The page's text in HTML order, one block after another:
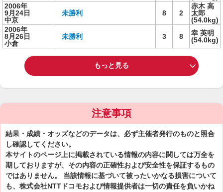
2006年
9月24日
中京
未勝利 8 2
赤木 高
太郎
(54.0kg)
2006年
8月26日
小倉
未勝利 3 8
幸 英明
(54.0kg)
もっと見る
注意事項
結果・成績・オッズなどのデータは、必ず主催者発行のものと照合
し確認してください。
本サイトのページ上に掲載されている情報の内容に関しては万全を
期しておりますが、その内容の正確性および安全性を保証するもの
ではありません。 当該情報に基づいて被ったいかなる損害について
も、株式会社NTTドコモおよび情報提供者は一切の責任を負いかね